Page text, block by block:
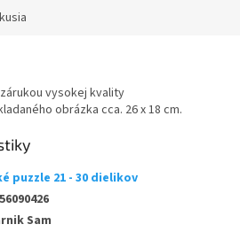
vysokej kvality
obrázka cca. 26 x 18 cm.
puzzle 21 - 30 dielikov
Sam